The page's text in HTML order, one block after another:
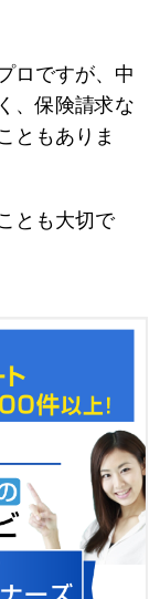
ロですが、中
、保険請求な
ともありま
とも大切で